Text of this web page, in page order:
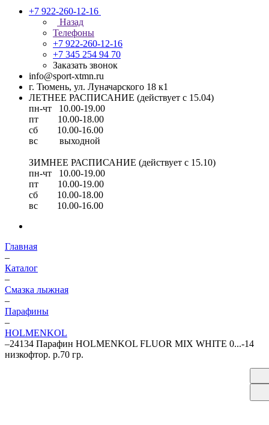
+7 922-260-12-16
Назад
Телефоны
+7 922-260-12-16
+7 345 254 94 70
Заказать звонок
info@sport-xtmn.ru
г. Тюмень, ул. Луначарского 18 к1
ЛЕТНЕЕ РАСПИСАНИЕ (действует с 15.04)
пн-чт 10.00-19.00
пт 10.00-18.00
сб 10.00-16.00
вс выходной
ЗИМНЕЕ РАСПИСАНИЕ (действует с 15.10)
пн-чт 10.00-19.00
пт 10.00-19.00
сб 10.00-18.00
вс 10.00-16.00
Главная
–
Каталог
–
Смазка лыжная
–
Парафины
–
HOLMENKOL
–24134 Парафин HOLMENKOL FLUOR MIX WHITE 0...-14
низкофтор. р.70 гр.